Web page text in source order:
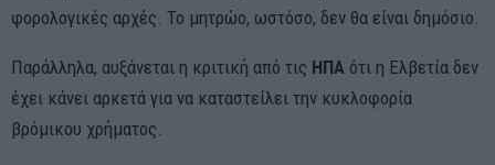
φορολογικές αρχές. Το μητρώο, ωστόσο, δεν θα είναι δημόσιο.
Παράλληλα, αυξάνεται η κριτική από τις ΗΠΑ ότι η Ελβετία δεν
έχει κάνει αρκετά για να καταστείλει την κυκλοφορία
βρόμικου χρήματος.